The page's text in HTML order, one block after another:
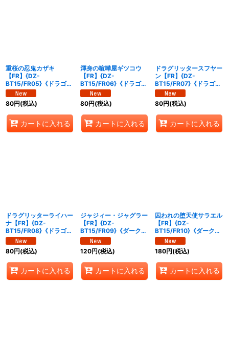
重桜の忍鬼カザキ
【FR】{DZ-
BT15/FR05}《ドラゴン
エンパイア》
80円(税込)
カートに入れる
渾身の喧嘩屋ギツコウ
【FR】{DZ-
BT15/FR06}《ドラゴン
エンパイア》
80円(税込)
カートに入れる
ドラグリッタースフヤー
ン【FR】{DZ-
BT15/FR07}《ドラゴン
エンパイア》
80円(税込)
カートに入れる
ドラグリッターライハー
ナ【FR】{DZ-
BT15/FR08}《ドラゴン
エンパイア》
80円(税込)
カートに入れる
ジャジィー・ジャグラー
【FR】{DZ-
BT15/FR09}《ダークス
テイツ》
120円(税込)
カートに入れる
囚われの堕天使サラエル
【FR】{DZ-
BT15/FR10}《ダークス
テイツ》
180円(税込)
カートに入れる